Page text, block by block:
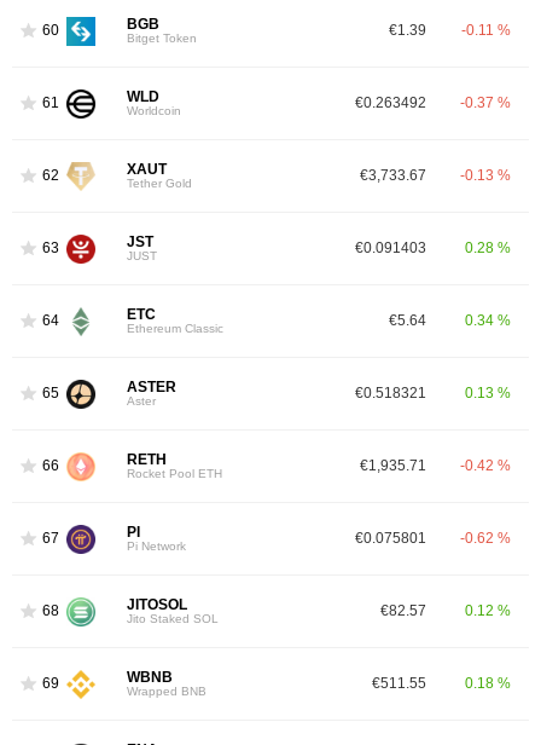
60 BGB
Bitget Token €1.39 -0.11 %
61 WLD
Worldcoin €0.263492 -0.37 %
62 XAUT
Tether Gold €3,733.67 -0.13 %
63 JST
JUST €0.091403 0.28 %
64 ETC
Ethereum Classic €5.64 0.34 %
65 ASTER
Aster €0.518321 0.13 %
66 RETH
Rocket Pool ETH €1,935.71 -0.42 %
67 PI
Pi Network €0.075801 -0.62 %
68 JITOSOL
Jito Staked SOL €82.57 0.12 %
69 WBNB
Wrapped BNB €511.55 0.18 %